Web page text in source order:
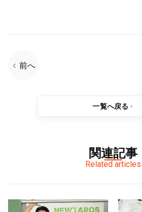
前へ
一覧へ戻る
関連記事
Related articles